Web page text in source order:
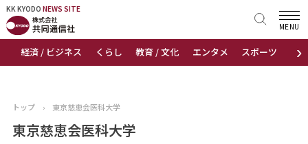
KK KYODO NEWS SITE
›
経済 / ビジネス くらし 教育 / 文化 エンタメ スポーツ 地域
MENU
KK KYODONEWS SITE
トップページ
ニュース
トップ › 東京慈恵会医科大学
東京慈恵会医科大学